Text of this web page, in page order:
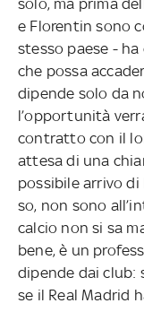
e Florentin sono
stesso paese -
che possa
dipende solo da
l’opportunità
contratto con il
attesa di una
possibile arrivo di
so, non sono
calcio non si sa
bene, è un
dipende dai club:
se il Real Madrid